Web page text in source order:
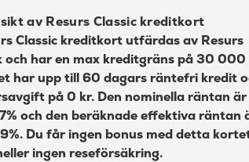
Läs mer om More
Ansökningskrav
kreditkort
Delbetalning med
Kontaktlös
pay och Apple
SMS-kvitto
av Resurs Classic kreditkort
Classic kreditkort utfärdas av Resurs
och har en max kreditgräns på 30 000
har upp till 60 dagars räntefri kredit
på 0 kr. Den nominella räntan är
och den beräknade effektiva räntan
Du får ingen bonus med detta
ingen reseförsäkring.